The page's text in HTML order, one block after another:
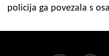
policija ga povezala s